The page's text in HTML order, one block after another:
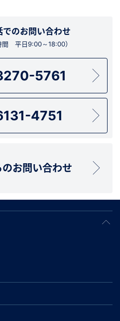
でのお問い合わせ
間 平日9:00～18:00）
5761
4751
お問い合わせ